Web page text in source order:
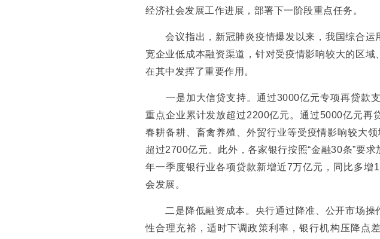
经济社会发展工作进展，部署下一阶段重点任务。
会议指出，新冠肺炎疫情爆发以来，我国综合运
宽企业低成本融资渠道，针对受疫情影响较大的区
在其中发挥了重要作用。
一是加大信贷支持。通过3000亿元专项再贷款支
重点企业累计发放超过2200亿元。通过5000亿元再
春耕备耕、畜禽养殖、外贸行业等受疫情影响较大
超过2700亿元。此外，各家银行按照“金融30条”要
年一季度银行业各项贷款新增近7万亿元，同比多增
会发展。
二是降低融资成本。央行通过降准、公开市场操
性合理充裕，适时下调政策利率，银行机构压降点